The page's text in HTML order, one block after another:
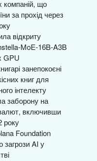
компаній, що
за прохід через
відкриту
MoE-16B-A3B
GPU
занепокоєні
книг для
інтелекту
заборону на
включивши
року
Foundation
загрози AI у